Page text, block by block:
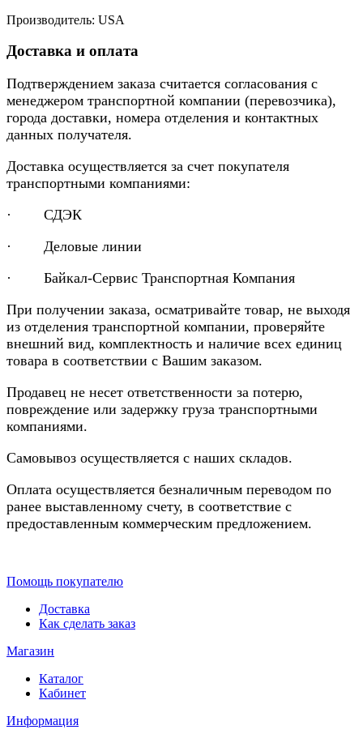
Производитель: USA
Доставка и оплата
Подтверждением заказа считается согласования с
менеджером транспортной компании (перевозчика),
города доставки, номера отделения и контактных
данных получателя.
Доставка осуществляется за счет покупателя
транспортными компаниями:
· СДЭК
· Деловые линии
· Байкал-Сервис Транспортная Компания
При получении заказа, осматривайте товар, не выходя
из отделения транспортной компании, проверяйте
внешний вид, комплектность и наличие всех единиц
товара в соответствии с Вашим заказом.
Продавец не несет ответственности за потерю,
повреждение или задержку груза транспортными
компаниями.
Самовывоз осуществляется с наших складов.
Оплата осуществляется безналичным переводом по
ранее выставленному счету, в соответствие с
предоставленным коммерческим предложением.
Помощь покупателю
Доставка
Как сделать заказ
Магазин
Каталог
Кабинет
Информация